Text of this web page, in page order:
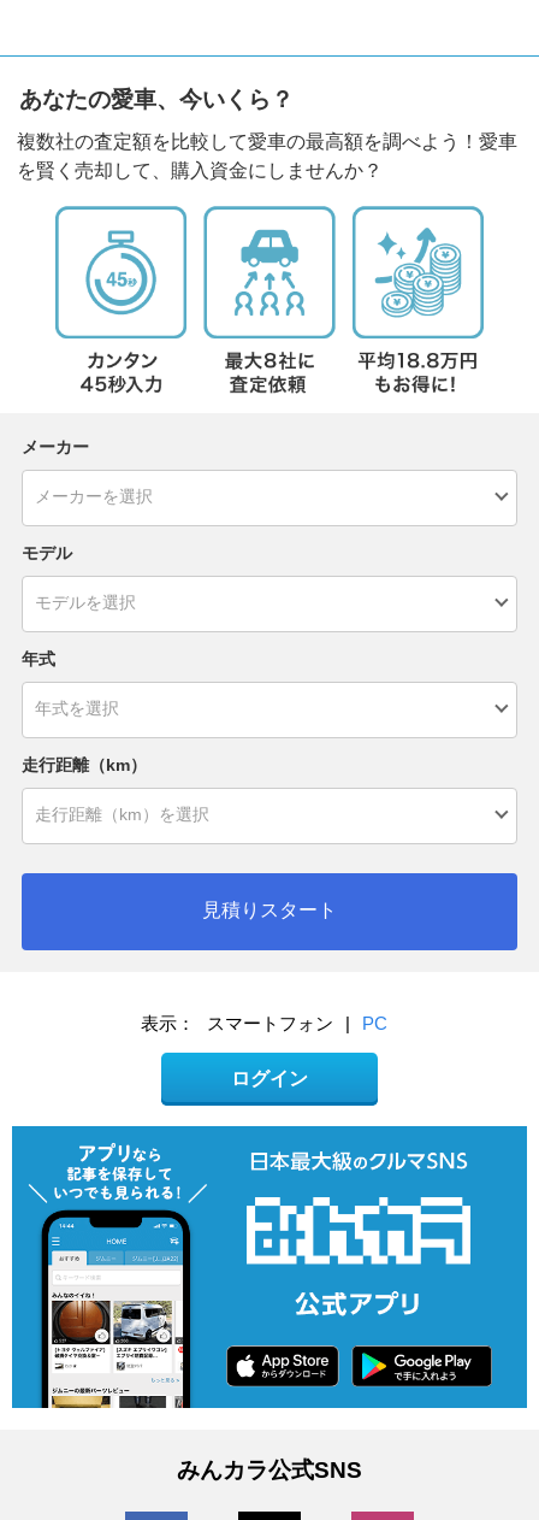
あなたの愛車、今いくら？
複数社の査定額を比較して愛車の最高額を調べよう！愛車
を賢く売却して、購入資金にしませんか？
メーカー
モデル
年式
走行距離（km）
見積りスタート
表示： スマートフォン | PC
ログイン
みんカラ公式SNS